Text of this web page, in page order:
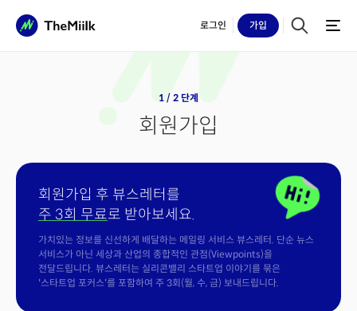
로그인 가입
1 / 2 단계
회원가입
회원가입 후 뷰스레터를
주 3회 무료로 받아보세요.
가치있는 정보를 신선하게 배달하는 메일링 서비스 뷰스레터. 단순 뉴스
서비스가 아닌 세상과 산업의 종합적인 관점(Viewpoints)을
전달드립니다. 뷰스레터는 실리콘밸리 스타트업 이야기를 묶은
'스타트업 포커스'를 포함하여 주 3회(월, 수, 금) 보내드립니다.